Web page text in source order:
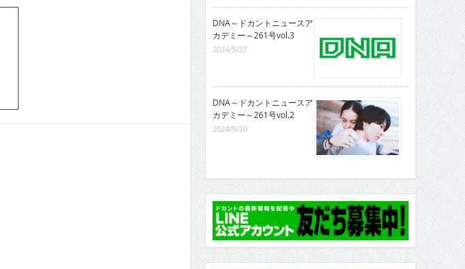
DNA～ドカントニュースア
カデミー～261号vol.3
2024/5/27
DNA～ドカントニュースア
カデミー～261号vol.2
2024/5/20